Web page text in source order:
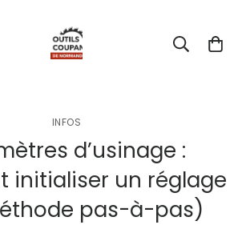
INFOS
d’usinage :
initialiser un réglage
pas-à-pas)